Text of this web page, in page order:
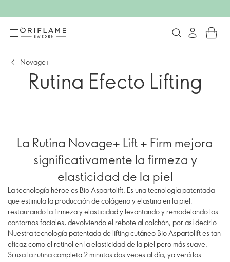
Novage+
Rutina Efecto Lifting
La Rutina Novage+ Lift + Firm mejora
significativamente la firmeza y
elasticidad de la piel
La tecnología héroe es Bio Aspartolift. Es una tecnología patentada
que estimula la producción de colágeno y elastina en la piel,
restaurando la firmeza y elasticidad y levantando y remodelando los
contornos faciales, devolviendo el rebote al colchón, por así decirlo.
Nuestra tecnología patentada de lifting cutáneo Bio Aspartolift es tan
eficaz como el retinol en la elasticidad de la piel pero más suave.
Si usa la rutina completa 2 minutos dos veces al día, ya verá los